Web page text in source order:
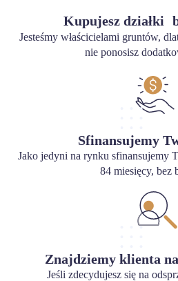
Kupujesz działki
Jesteśmy właścicielami gruntów,
nie ponosisz
Sfinansujemy
Jako jedyni na rynku sfinansujemy
84 miesięcy, bez
Znajdziemy klienta
Jeśli zdecydujesz się na